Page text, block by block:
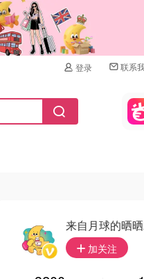
登录 联系
来自月球的晒
加关注